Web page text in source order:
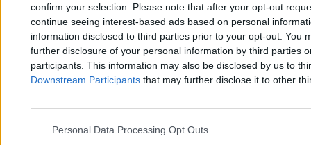
confirm your selection. Please note that after your opt-out
continue seeing interest-based ads based on personal
information disclosed to third parties prior to your opt-out. You
further disclosure of your personal information by third parties
participants. This information may also be disclosed by us to
Downstream Participants that may further disclose it to other
Personal Data Processing Opt Outs
Wóz obładowany turystami. Film z Tatr hitem
sieci
Tomasz Pałasz
11.05.2026